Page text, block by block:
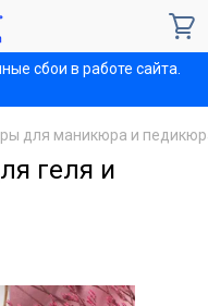
сбои в работе сайта.
для маникюра и
геля и